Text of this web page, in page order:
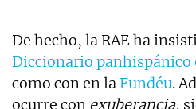
De hecho, la RAE ha
Diccionario panhispánico
como con en laFundéu.
ocurre con exuberancia,